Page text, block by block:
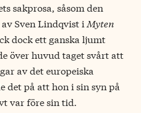
sakprosa, såsom den
Sven Lindqvist iMyten
dock ett ganska ljumt
över huvud taget svårt att
av det europeiska
det på att hon i sin syn på
var före sin tid.